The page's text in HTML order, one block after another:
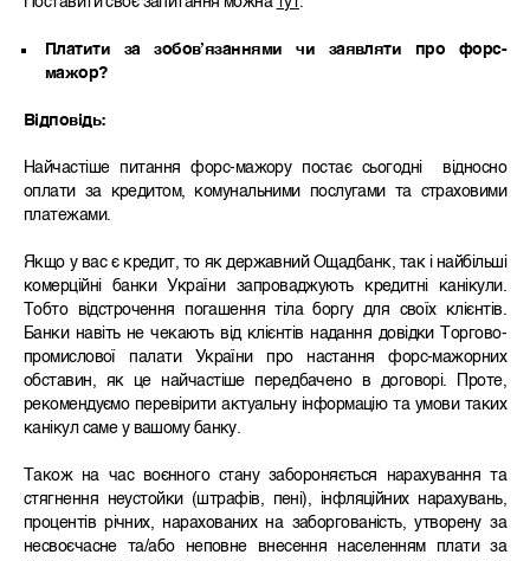
Платити за зобовʼязаннями чи заявляти про форс-
мажор?
Відповідь:
Найчастіше питання форс-мажору постає сьогодні відносно
оплати за кредитом, комунальними послугами та страховими
платежами.
Якщо у вас є кредит, то як державний Ощадбанк, так і найбільші
комерційні банки України запроваджують кредитні канікули.
Тобто відстрочення погашення тіла боргу для своїх клієнтів.
Банки навіть не чекають від клієнтів надання довідки Торгово-
промислової палати України про настання форс-мажорних
обставин, як це найчастіше передбачено в договорі. Проте,
рекомендуємо перевірити актуальну інформацію та умови таких
канікул саме у вашому банку.
Також на час воєнного стану забороняється нарахування та
стягнення неустойки (штрафів, пені), інфляційних нарахувань,
процентів річних, нарахованих на заборгованість, утворену за
несвоєчасне та/або неповне внесення населенням плати за